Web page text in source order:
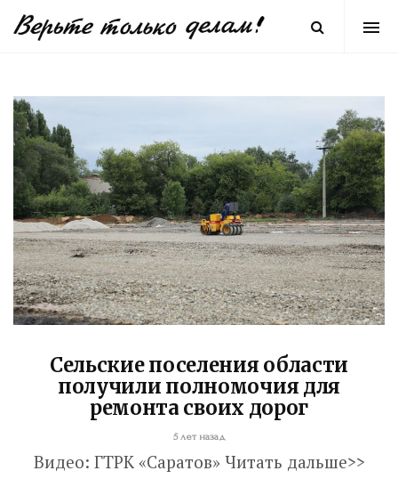
Сельские поселения области
получили полномочия для
ремонта своих дорог
5 лет назад
Видео: ГТРК «Саратов» Читать дальше>>